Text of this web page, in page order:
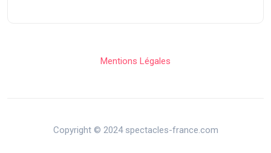
Mentions Légales
Copyright © 2024 spectacles-france.com